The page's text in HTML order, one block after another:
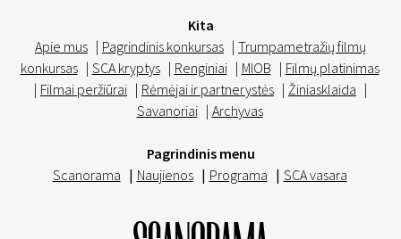
Kita
Apie mus | Pagrindinis konkursas | Trumpametražių filmų
konkursas | SCA kryptys | Renginiai | MIOB | Filmų platinimas
| Filmai peržiūrai | Rėmėjai ir partnerystės | Žiniasklaida |
Savanoriai | Archyvas
Pagrindinis menu
Scanorama | Naujienos | Programa | SCA vasara